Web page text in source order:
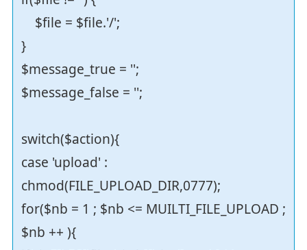
$file = $file.'/';
}
$message_true = '';
$message_false = '';
switch($action){
case 'upload' :
chmod(FILE_UPLOAD_DIR,0777);
for($nb = 1 ; $nb <= MUILTI_FILE_UPLOAD ;
$nb ++ ){